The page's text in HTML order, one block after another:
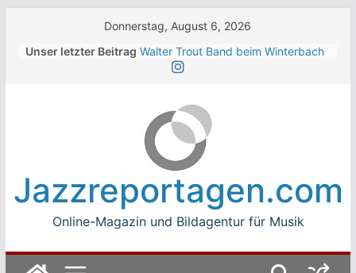
Donnerstag, August 6, 2026
Unser letzter Beitrag Walter Trout Band beim Winterbach
Zeltspektakel 2026
Jean-Michel Jarre bei den jazz open
Modena auf der Piazza Roma 2026
Beth Hart
Luca Carboni bei den jazz open
Modena auf der Piazza Roma 2026
Jazzreportagen.com
Online-Magazin und Bildagentur für Musik